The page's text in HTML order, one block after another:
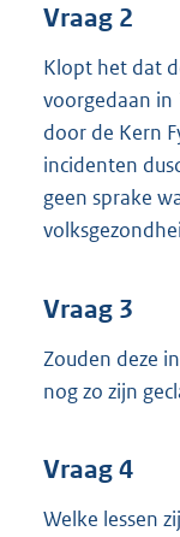
Vraag 2
Klopt het dat
voorgedaan
door de Kern
incidenten
geen sprake
Vraag 3
Zouden deze
nog zo zijn
Vraag 4
Welke lessen